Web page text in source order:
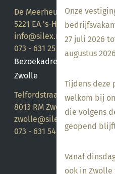
Onze
27 juli 2026
augustus
Tijdens deze
welkom bij
die volgens
geopend
Vanaf
ook in Zwolle
De Meerheuvel 21
5221 EA 's-Hertogenbosch
info@silex.nl
073 - 631 25 28
Bezoekadres
Zwolle
Telfordstraat 14
8013 RM Zwolle
zwolle@silex.nl
073 - 631 54 05